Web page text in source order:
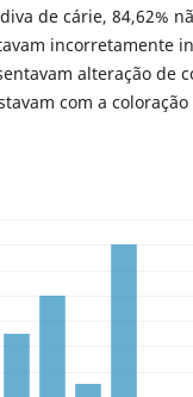
de cárie, 84,62%
incorretamente
alteração de
com a